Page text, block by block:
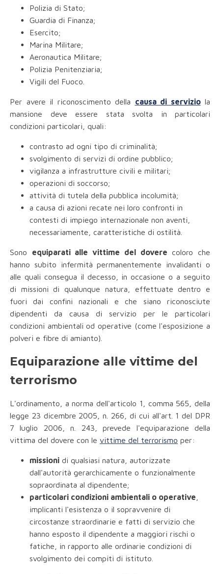
Polizia di Stato;
Guardia di Finanza;
Esercito;
Marina Militare;
Aeronautica Militare;
Polizia Penitenziaria;
Vigili del Fuoco.
Per avere il riconoscimento della causa di serviziola
mansione deve essere stata svolta in particolari
condizioni particolari, quali:
contrasto ad ogni tipo di criminalità;
svolgimento di servizi di ordine pubblico;
vigilanza a infrastrutture civili e militari;
operazioni di soccorso;
attività di tutela della pubblica incolumità;
a causa di azioni recate nei loro confronti in
contesti di impiego internazionale non aventi,
necessariamente, caratteristiche di ostilità.
Sono equiparati alle vittime del dovere coloro che
hanno subito infermità permanentemente invalidanti o
alle quali consegua il decesso, in occasione o a seguito
di missioni di qualunque natura, effettuate dentro e
fuori dai confini nazionali e che siano riconosciute
dipendenti da causa di servizio per le particolari
condizioni ambientali od operative (come l'esposizione a
polveri e fibre di amianto).
Equiparazione alle vittime del
terrorismo
L'ordinamento, a norma dell'articolo 1, comma 565, della
legge 23 dicembre 2005, n. 266, di cui all'art. 1 del DPR
7 luglio 2006, n. 243, prevede l'equiparazione della
vittima del dovere con le vittime del terrorismo per:
missioni di qualsiasi natura, autorizzate
dall'autorità gerarchicamente o funzionalmente
sopraordinata al dipendente;
particolari condizioni ambientali o operative
implicanti l'esistenza o il sopravvenire di
circostanze straordinarie e fatti di servizio che
hanno esposto il dipendente a maggiori rischi o
fatiche, in rapporto alle ordinarie condizioni di
svolgimento dei compiti di istituto.